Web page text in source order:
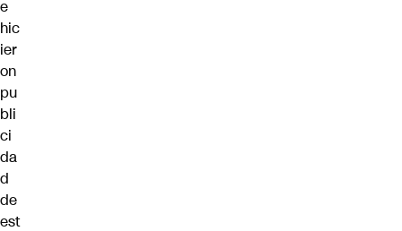
e
hic
ier
on
pu
bli
ci
da
d
de
est